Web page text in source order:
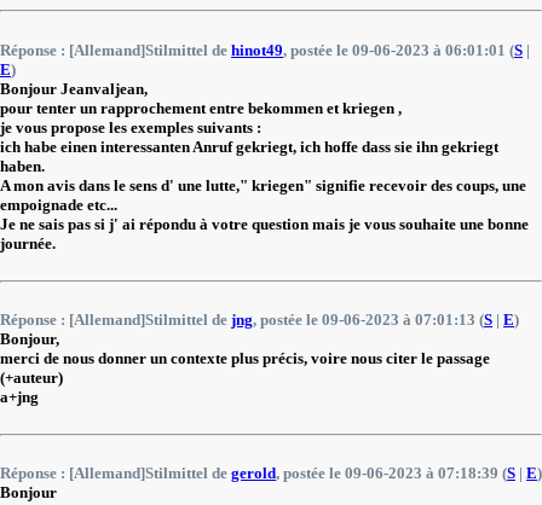
Réponse : [Allemand]Stilmittel de hinot49, postée le 09-06-2023 à 06:01:01 (S |
E)
Bonjour Jeanvaljean,
pour tenter un rapprochement entre bekommen et kriegen ,
je vous propose les exemples suivants :
ich habe einen interessanten Anruf gekriegt, ich hoffe dass sie ihn gekriegt
haben.
A mon avis dans le sens d' une lutte," kriegen" signifie recevoir des coups, une
empoignade etc...
Je ne sais pas si j' ai répondu à votre question mais je vous souhaite une bonne
journée.
Réponse : [Allemand]Stilmittel de jng, postée le 09-06-2023 à 07:01:13 (S | E)
Bonjour,
merci de nous donner un contexte plus précis, voire nous citer le passage
(+auteur)
a+jng
Réponse : [Allemand]Stilmittel de gerold, postée le 09-06-2023 à 07:18:39 (S | E)
Bonjour